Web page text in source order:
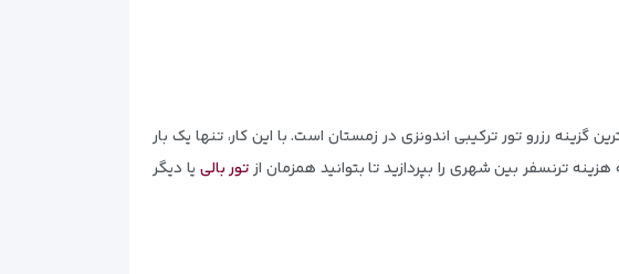
رزرو تور ترکیبی اندونزی در زمستان است. با این کار، تنها یک بار
ترنسفر بین شهری را بپردازید تا بتوانید همزمان ازتور بالی یا دیگر